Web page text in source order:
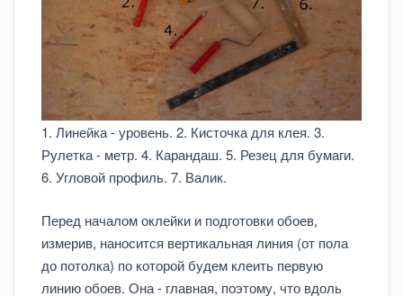
1. Линейка - уровень. 2. Кисточка для клея. 3.
Рулетка - метр. 4. Карандаш. 5. Резец для бумаги.
6. Угловой профиль. 7. Валик.
Перед началом оклейки и подготовки обоев,
измерив, наносится вертикальная линия (от пола
до потолка) по которой будем клеить первую
линию обоев. Она - главная, поэтому, что вдоль